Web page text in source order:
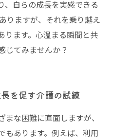
、自らの成長を実感できる
りますが、それを乗り越え
ります。心温まる瞬間と共
じてみませんか？
を促す介護の試練
まな困難に直面しますが、
もあります。例えば、利用